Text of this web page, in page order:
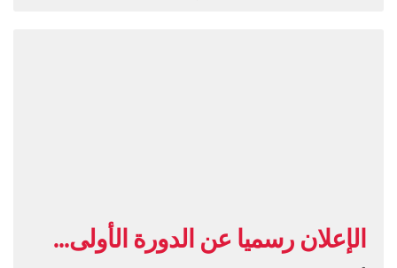
الإعلان رسميا عن الدورة الأولى...